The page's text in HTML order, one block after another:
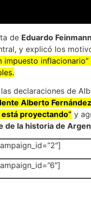
de Eduardo Feinmann
y explicó los
impuesto
declaraciones de
Alberto
proyectando” y
de la historia de